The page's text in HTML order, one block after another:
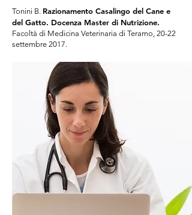
Tonini B. Razionamento Casalingo del Cane e
del Gatto. Docenza Master di Nutrizione.
Facoltà di Medicina Veterinaria di Teramo, 20-22
settembre 2017.